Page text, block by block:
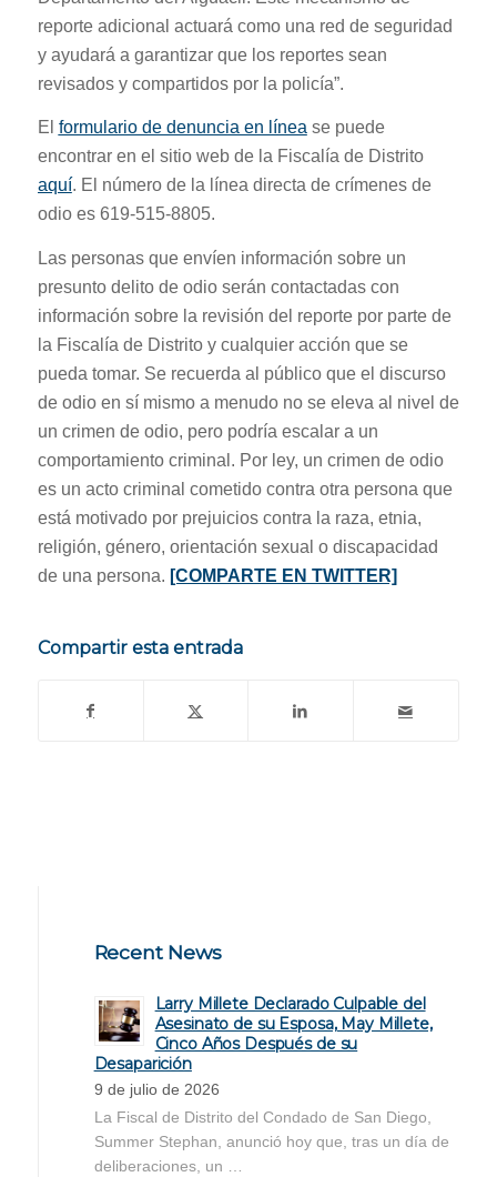
reporte adicional actuará como una red de seguridad
y ayudará a garantizar que los reportes sean
revisados ​​y compartidos por la policía”.
El formulario de denuncia en línea se puede
encontrar en el sitio web de la Fiscalía de Distrito
aquí. El número de la línea directa de crímenes de
odio es 619-515-8805.
Las personas que envíen información sobre un
presunto delito de odio serán contactadas con
información sobre la revisión del reporte por parte de
la Fiscalía de Distrito y cualquier acción que se
pueda tomar. Se recuerda al público que el discurso
de odio en sí mismo a menudo no se eleva al nivel de
un crimen de odio, pero podría escalar a un
comportamiento criminal. Por ley, un crimen de odio
es un acto criminal cometido contra otra persona que
está motivado por prejuicios contra la raza, etnia,
religión, género, orientación sexual o discapacidad
de una persona. [COMPARTE EN TWITTER]
Compartir esta entrada
Recent News
Larry Millete Declarado Culpable del
Asesinato de su Esposa, May Millete,
Cinco Años Después de su
Desaparición
9 de julio de 2026
La Fiscal de Distrito del Condado de San Diego,
Summer Stephan, anunció hoy que, tras un día de
deliberaciones, un …